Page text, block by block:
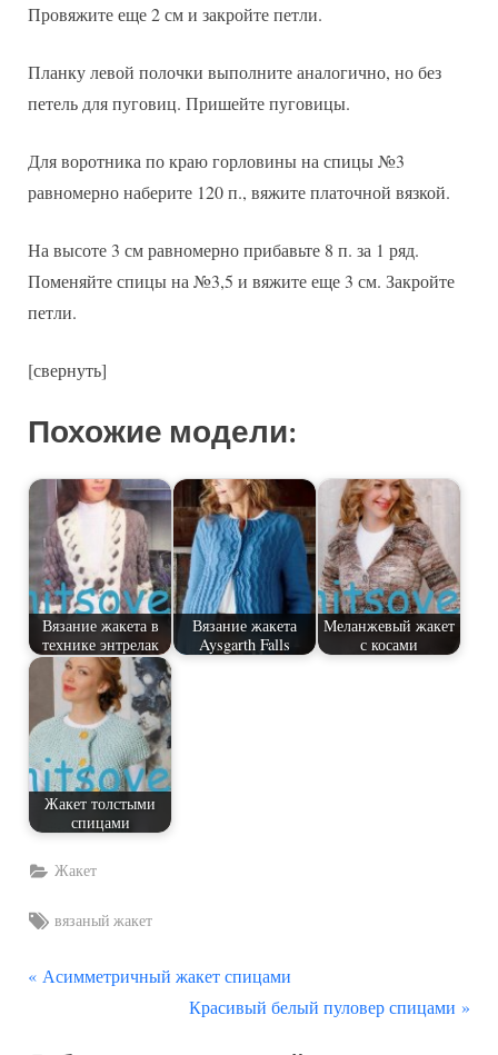
Провяжите еще 2 см и закройте петли.
Планку левой полочки выполните аналогично, но без
петель для пуговиц. Пришейте пуговицы.
Для воротника по краю горловины на спицы №3
равномерно наберите 120 п., вяжите платочной вязкой.
На высоте 3 см равномерно прибавьте 8 п. за 1 ряд.
Поменяйте спицы на №3,5 и вяжите еще 3 см. Закройте
петли.
[свернуть]
Похожие модели:
Вязание жакета в
технике энтрелак
Вязание жакета
Aysgarth Falls
Меланжевый жакет
с косами
Жакет толстыми
спицами
Жакет
Tags:
вязаный жакет
Навигация
П
Асимметричный жакет спицами
С
Красивый белый пуловер спицами